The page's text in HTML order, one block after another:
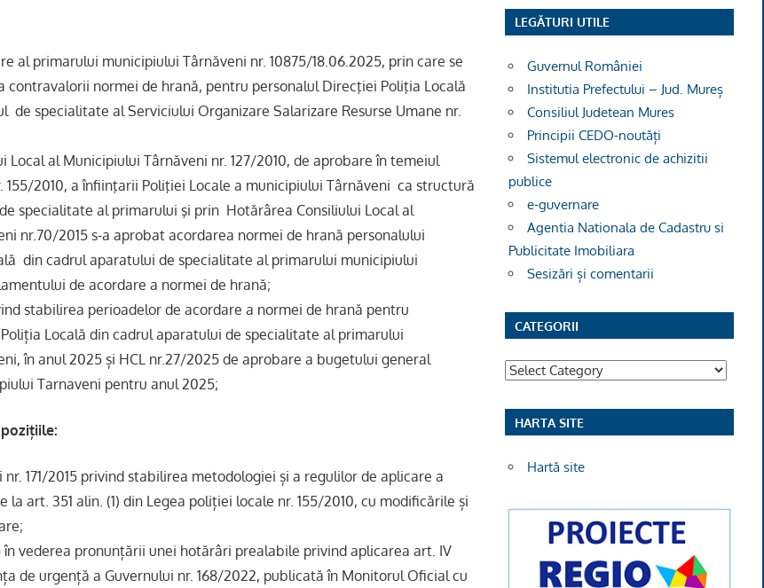
al primarului municipiului Târnăveni nr. 10875/18.06.2025, prin care se
contravalorii normei de hrană, pentru personalul Direcţiei Poliţia Locală
de specialitate al Serviciului Organizare Salarizare Resurse Umane nr.
Local al Municipiului Târnăveni nr. 127/2010, de aprobare în temeiul
155/2010, a înfiinţarii Poliţiei Locale a municipiului Târnăveni ca structură
specialitate al primarului şi prin Hotărârea Consiliului Local al
nr.70/2015 s-a aprobat acordarea normei de hrană personalului
din cadrul aparatului de specialitate al primarului municipiului
de acordare a normei de hrană;
stabilirea perioadelor de acordare a normei de hrană pentru
Locală din cadrul aparatului de specialitate al primarului
în anul 2025 și HCL nr.27/2025 de aprobare a bugetului general
Tarnaveni pentru anul 2025;
171/2015 privind stabilirea metodologiei și a regulilor de aplicare a
la art. 351 alin. (1) din Legea poliției locale nr. 155/2010, cu modificările și
vederea pronunțării unei hotărâri prealabile privind aplicarea art. IV
de urgență a Guvernului nr. 168/2022, publicată în Monitorul Oficial cu
LEGĂTURI UTILE
Guvernul României
Institutia Prefectului – Jud. Mureș
Consiliul Judetean Mures
Principii CEDO-noutăți
Sistemul electronic de achizitii
publice
e-guvernare
Agentia Nationala de Cadastru si
Publicitate Imobiliara
Sesizări și comentarii
CATEGORII
Categorii
HARTA SITE
Hartă site